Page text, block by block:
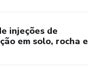
injeções de
em solo, rocha e